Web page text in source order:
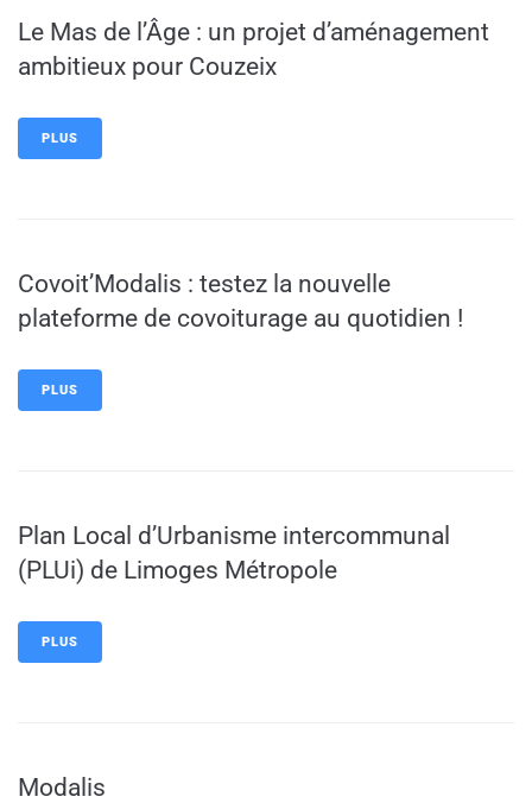
Le Mas de l’Âge : un projet d’aménagement
ambitieux pour Couzeix
PLUS
Covoit’Modalis : testez la nouvelle
plateforme de covoiturage au quotidien !
PLUS
Plan Local d’Urbanisme intercommunal
(PLUi) de Limoges Métropole
PLUS
Modalis